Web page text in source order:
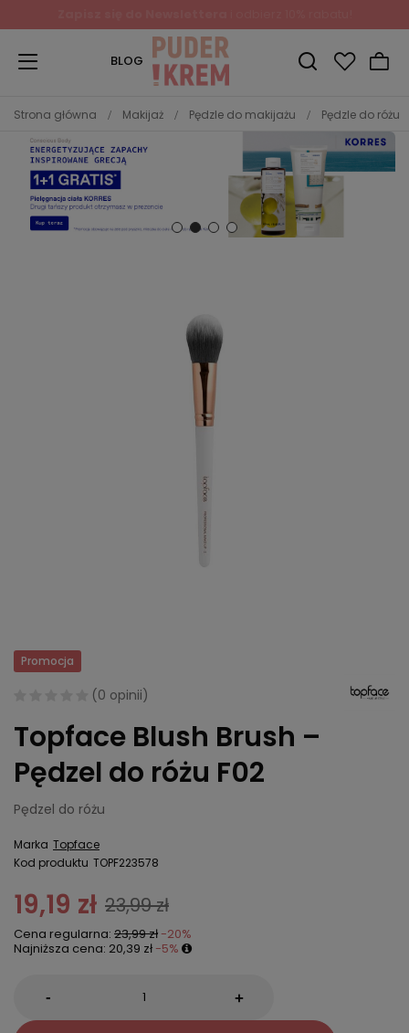
BLOG
Strona główna Makijaż Pędzle do makijażu Pędzle do różu
Promocja
(0 opinii)
Topface Blush Brush –
Pędzel do różu F02
Pędzel do różu
Marka Topface
Kod produktu TOPF223578
19,19 zł 23,99 zł
Cena regularna: 23,99 zł -20%
Najniższa cena: 20,39 zł -5%
- +